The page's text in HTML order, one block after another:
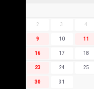
2 3 4
9 10 11
16 17 18
23 24 25
30 31